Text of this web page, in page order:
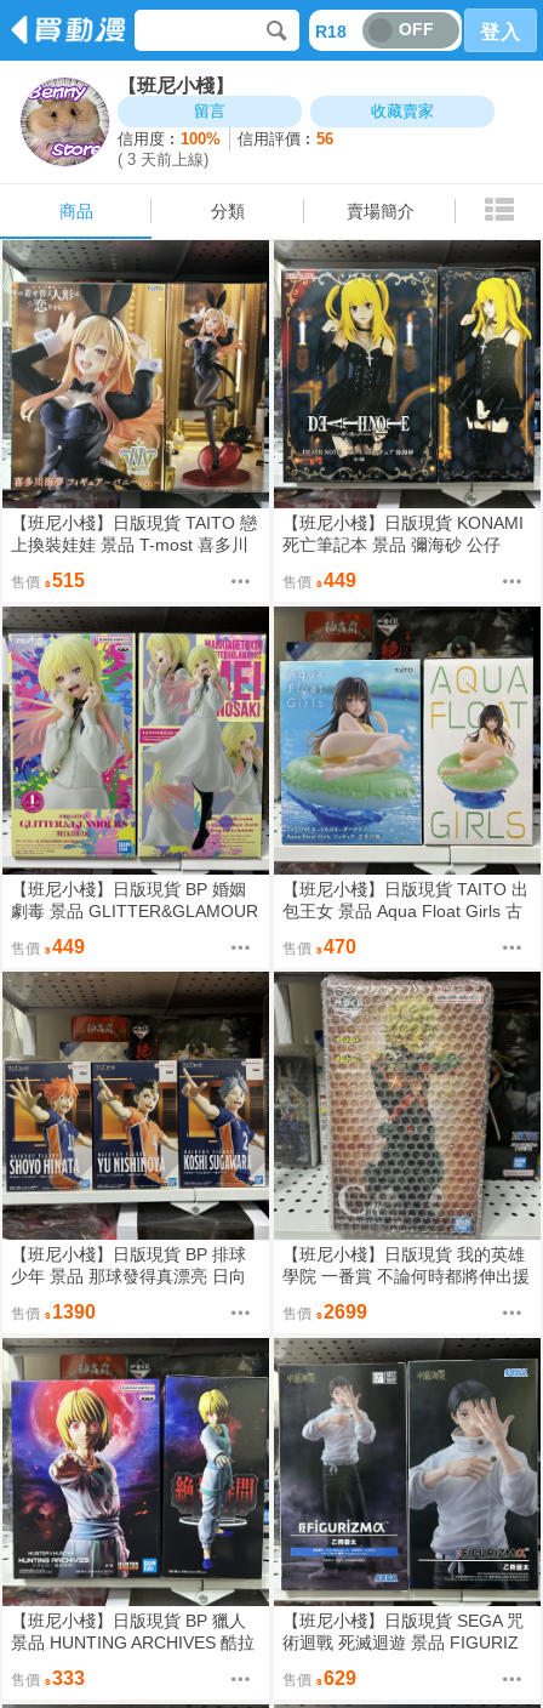
R18 OFF 登入
【班尼小棧】
留言
收藏賣家
信用度︰100% 信用評價︰56
( 3 天前上線)
商品 分類 賣場簡介
【班尼小棧】日版現貨 TAITO 戀
上換裝娃娃 景品 T-most 喜多川
售價 515
【班尼小棧】日版現貨 KONAMI
死亡筆記本 景品 彌海砂 公仔
售價 449
【班尼小棧】日版現貨 BP 婚姻
劇毒 景品 GLITTER&GLAMOUR
售價 449
【班尼小棧】日版現貨 TAITO 出
包王女 景品 Aqua Float Girls 古
售價 470
【班尼小棧】日版現貨 BP 排球
少年 景品 那球發得真漂亮 日向
售價 1390
【班尼小棧】日版現貨 我的英雄
學院 一番賞 不論何時都將伸出援
STERLISE
售價 2699
【班尼小棧】日版現貨 BP 獵人
景品 HUNTING ARCHIVES 酷拉
售價 333
【班尼小棧】日版現貨 SEGA 咒
術迴戰 死滅迴遊 景品 FIGURIZ
售價 629
商品 分類